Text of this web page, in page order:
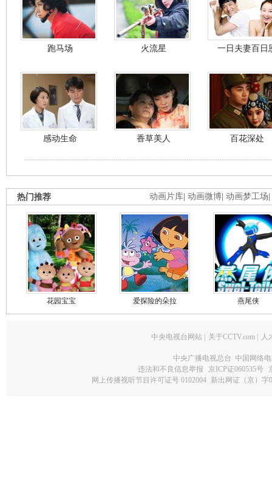
跑马场 火流星 一日夫妻百日
感动生命 香草美人 百花深处
动画片库 动画微博 动画梦工场
热门推荐
花园宝宝 爱探险的朵拉 燕尾侠
中央电视台网站 关于CCTV.com 人
中央广播电视总台 中国网络
违法和不良信息举报
京ICP证060535号
网上传播视听节目许可证号 0102004 新出网证（京）